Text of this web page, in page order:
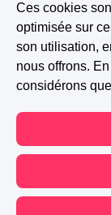
Ces cookies
optimisée sur
son utilisation,
nous offrons.
considérons